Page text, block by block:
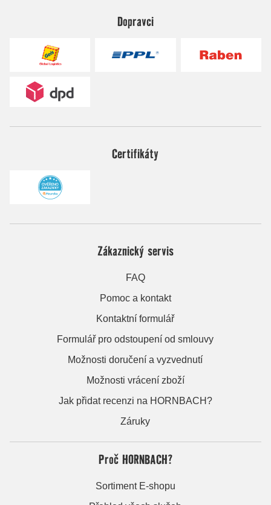
Dopravci
Certifikáty
Zákaznický servis
FAQ
Pomoc a kontakt
Kontaktní formulář
Formulář pro odstoupení od smlouvy
Možnosti doručení a vyzvednutí
Možnosti vrácení zboží
Jak přidat recenzi na HORNBACH?
Záruky
Proč HORNBACH?
Sortiment E-shopu